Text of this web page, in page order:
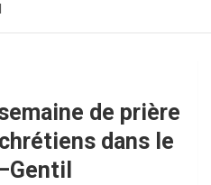
de prière
dans le